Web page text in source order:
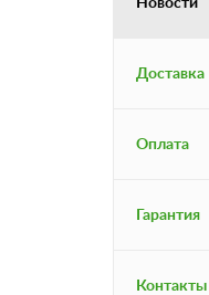
Новости
Доставка
Оплата
Гарантия
Контакты